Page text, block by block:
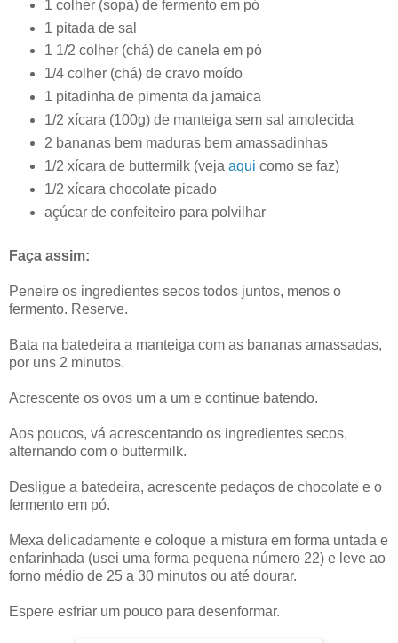
1 colher (sopa) de fermento em pó
1 pitada de sal
1 1/2 colher (chá) de canela em pó
1/4 colher (chá) de cravo moído
1 pitadinha de pimenta da jamaica
1/2 xícara (100g) de manteiga sem sal amolecida
2 bananas bem maduras bem amassadinhas
1/2 xícara de buttermilk (veja aqui como se faz)
1/2 xícara chocolate picado
açúcar de confeiteiro para polvilhar
Faça assim:
Peneire os ingredientes secos todos juntos, menos o
fermento. Reserve.
Bata na batedeira a manteiga com as bananas amassadas,
por uns 2 minutos.
Acrescente os ovos um a um e continue batendo.
Aos poucos, vá acrescentando os ingredientes secos,
alternando com o buttermilk.
Desligue a batedeira, acrescente pedaços de chocolate e o
fermento em pó.
Mexa delicadamente e coloque a mistura em forma untada e
enfarinhada (usei uma forma pequena número 22) e leve ao
forno médio de 25 a 30 minutos ou até dourar.
Espere esfriar um pouco para desenformar.